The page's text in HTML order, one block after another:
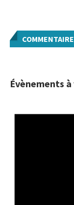
Évènements